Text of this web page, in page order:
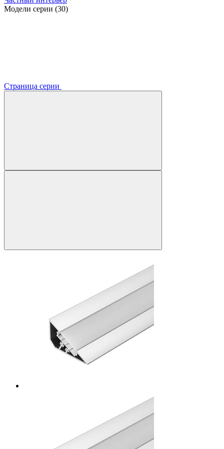
Модели серии (30)
Страница серии